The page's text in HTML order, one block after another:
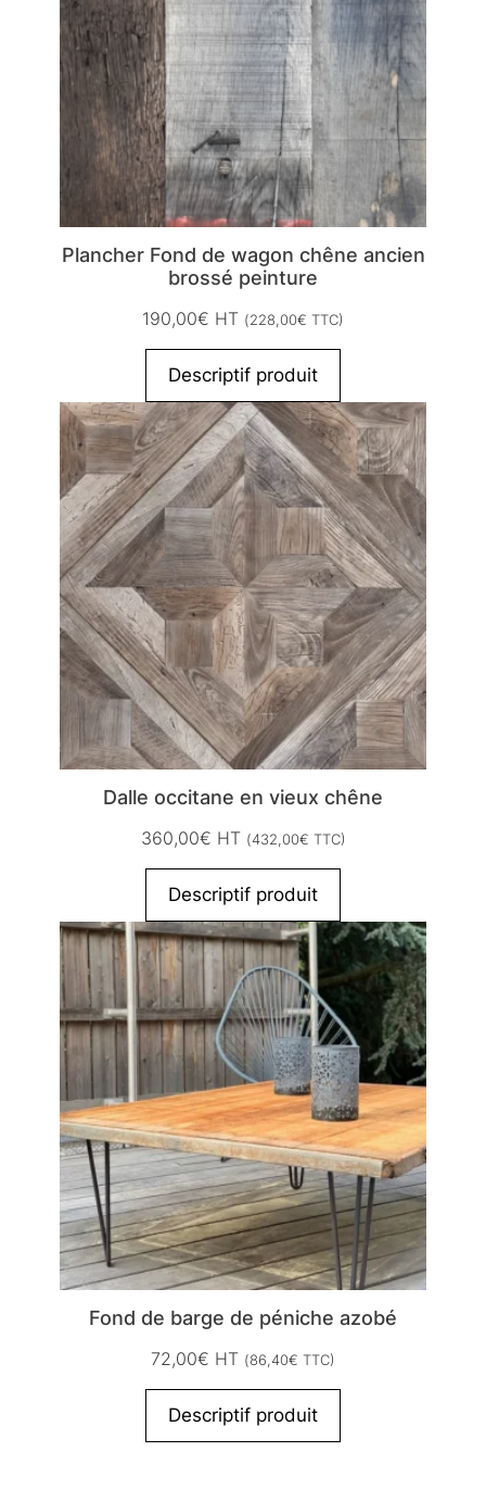
Plancher Fond de wagon chêne ancien
brossé peinture
190,00€ HT (228,00€ TTC)
Descriptif produit
Dalle occitane en vieux chêne
360,00€ HT (432,00€ TTC)
Descriptif produit
Fond de barge de péniche azobé
72,00€ HT (86,40€ TTC)
Descriptif produit